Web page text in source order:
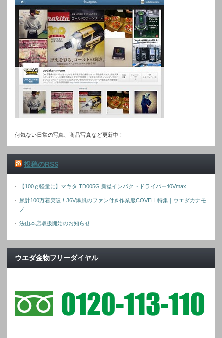
何気ない日常の写真、商品写真など更新中！
投稿のRSS
【100ｇ軽量に】マキタ TD005G 新型インパクトドライバー40Vmax
累計100万着突破！36V爆風のファン付き作業服COVELL特集｜ウエダカナモ
ノ
法山本店取扱開始のお知らせ
ウエダ金物フリーダイヤル